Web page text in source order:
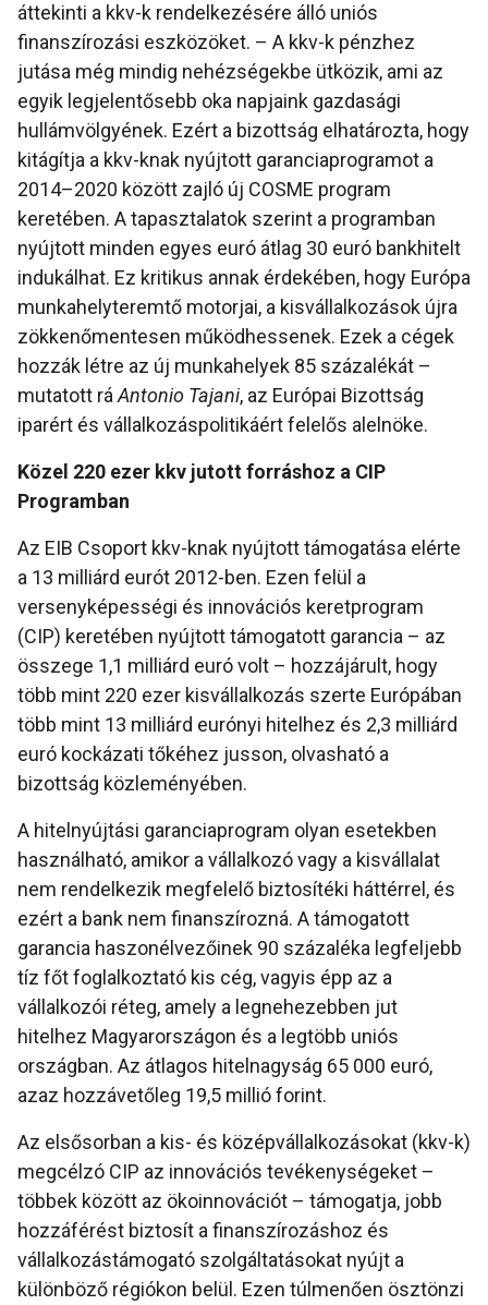
áttekinti a kkv-k rendelkezésére álló uniós
finanszírozási eszközöket. – A kkv-k pénzhez
jutása még mindig nehézségekbe ütközik, ami az
egyik legjelentősebb oka napjaink gazdasági
hullámvölgyének. Ezért a bizottság elhatározta, hogy
kitágítja a kkv-knak nyújtott garanciaprogramot a
2014–2020 között zajló új COSME program
keretében. A tapasztalatok szerint a programban
nyújtott minden egyes euró átlag 30 euró bankhitelt
indukálhat. Ez kritikus annak érdekében, hogy Európa
munkahelyteremtő motorjai, a kisvállalkozások újra
zökkenőmentesen működhessenek. Ezek a cégek
hozzák létre az új munkahelyek 85 százalékát –
mutatott ráAntonio Tajani, az Európai Bizottság
iparért és vállalkozáspolitikáért felelős alelnöke.
Közel 220 ezer kkv jutott forráshoz a CIP
Programban
Az EIB Csoport kkv-knak nyújtott támogatása elérte
a 13 milliárd eurót 2012-ben. Ezen felül a
versenyképességi és innovációs keretprogram
(CIP) keretében nyújtott támogatott garancia – az
összege 1,1 milliárd euró volt – hozzájárult, hogy
több mint 220 ezer kisvállalkozás szerte Európában
több mint 13 milliárd eurónyi hitelhez és 2,3 milliárd
euró kockázati tőkéhez jusson, olvasható a
bizottság közleményében.
A hitelnyújtási garanciaprogram olyan esetekben
használható, amikor a vállalkozó vagy a kisvállalat
nem rendelkezik megfelelő biztosítéki háttérrel, és
ezért a bank nem finanszírozná. A támogatott
garancia haszonélvezőinek 90 százaléka legfeljebb
tíz főt foglalkoztató kis cég, vagyis épp az a
vállalkozói réteg, amely a legnehezebben jut
hitelhez Magyarországon és a legtöbb uniós
országban. Az átlagos hitelnagyság 65 000 euró,
azaz hozzávetőleg 19,5 millió forint.
Az elsősorban a kis- és középvállalkozásokat (kkv-k)
megcélzó CIP az innovációs tevékenységeket –
többek között az ökoinnovációt – támogatja, jobb
hozzáférést biztosít a finanszírozáshoz és
vállalkozástámogató szolgáltatásokat nyújt a
különböző régiókon belül. Ezen túlmenően ösztönzi